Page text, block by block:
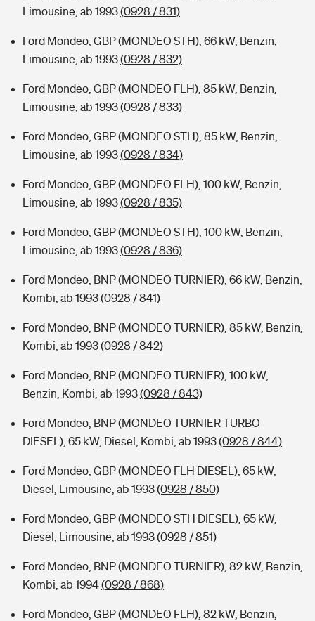
Limousine, ab 1993(0928 / 831)
Ford Mondeo, GBP (MONDEO STH), 66 kW, Benzin,
Limousine, ab 1993(0928 / 832)
Ford Mondeo, GBP (MONDEO FLH), 85 kW, Benzin,
Limousine, ab 1993(0928 / 833)
Ford Mondeo, GBP (MONDEO STH), 85 kW, Benzin,
Limousine, ab 1993(0928 / 834)
Ford Mondeo, GBP (MONDEO FLH), 100 kW, Benzin,
Limousine, ab 1993(0928 / 835)
Ford Mondeo, GBP (MONDEO STH), 100 kW, Benzin,
Limousine, ab 1993(0928 / 836)
Ford Mondeo, BNP (MONDEO TURNIER), 66 kW, Benzin,
Kombi, ab 1993(0928 / 841)
Ford Mondeo, BNP (MONDEO TURNIER), 85 kW, Benzin,
Kombi, ab 1993(0928 / 842)
Ford Mondeo, BNP (MONDEO TURNIER), 100 kW,
Benzin, Kombi, ab 1993(0928 / 843)
Ford Mondeo, BNP (MONDEO TURNIER TURBO
DIESEL), 65 kW, Diesel, Kombi, ab 1993(0928 / 844)
Ford Mondeo, GBP (MONDEO FLH DIESEL), 65 kW,
Diesel, Limousine, ab 1993(0928 / 850)
Ford Mondeo, GBP (MONDEO STH DIESEL), 65 kW,
Diesel, Limousine, ab 1993(0928 / 851)
Ford Mondeo, BNP (MONDEO TURNIER), 82 kW, Benzin,
Kombi, ab 1994(0928 / 868)
Ford Mondeo, GBP (MONDEO FLH), 82 kW, Benzin,